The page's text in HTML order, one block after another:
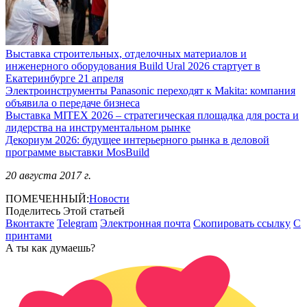
Выставка строительных, отделочных материалов и
инженерного оборудования Build Ural 2026 стартует в
Екатеринбурге 21 апреля
Электроинструменты Panasonic переходят к Makita: компания
объявила о передаче бизнеса
Выставка MITEX 2026 – стратегическая площадка для роста и
лидерства на инструментальном рынке
Декориум 2026: будущее интерьерного рынка в деловой
программе выставки MosBuild
20 августа 2017 г.
ПОМЕЧЕННЫЙ:Новости
Поделитесь Этой статьей
Вконтакте Telegram Электронная почта Скопировать ссылку С
принтами
А ты как думаешь?